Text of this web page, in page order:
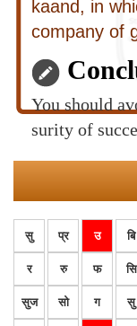
kaand, in
company of
You should
surity of
सु प्र उ बि
र रु फ सि
सुज सो ग सु